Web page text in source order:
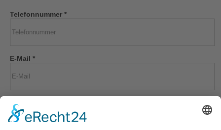
Telefonnummer *
E-Mail *
Wann wäre Ihr Termin? *
Termin-Datum *